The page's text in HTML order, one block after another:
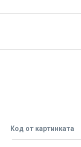
Код от картинката